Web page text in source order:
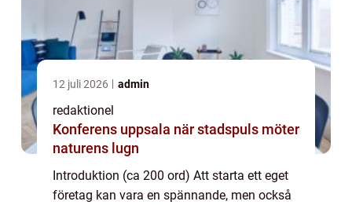
12 juli 2026 admin
redaktionel
Konferens uppsala när stadspuls möter
naturens lugn
Introduktion (ca 200 ord) Att starta ett eget
företag kan vara en spännande, men också